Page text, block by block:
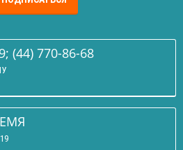
(44) 770-86-68